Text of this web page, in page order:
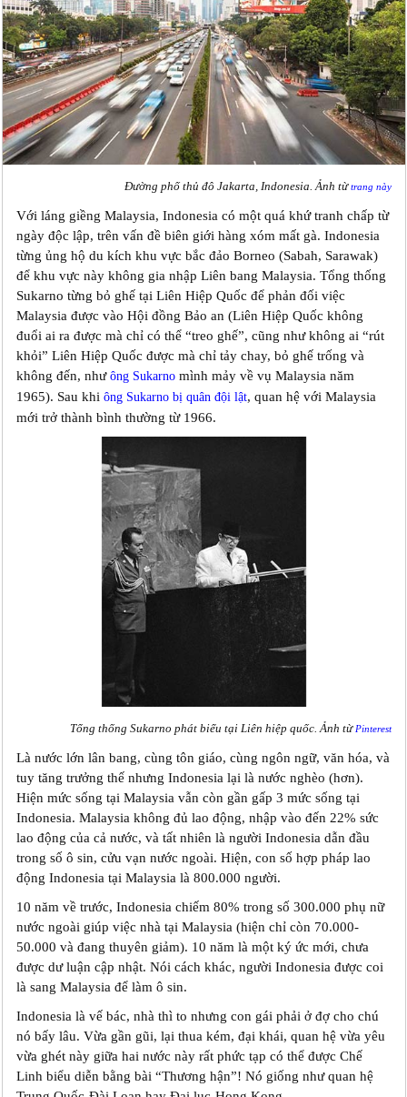
Đường phố thủ đô Jakarta, Indonesia. Ảnh từtrang này
Với láng giềng Malaysia, Indonesia có một quá khứ tranh chấp từ
ngày độc lập, trên vấn đề biên giới hàng xóm mất gà. Indonesia
từng ủng hộ du kích khu vực bắc đảo Borneo (Sabah, Sarawak)
để khu vực này không gia nhập Liên bang Malaysia. Tổng thống
Sukarno từng bỏ ghế tại Liên Hiệp Quốc để phản đối việc
Malaysia được vào Hội đồng Bảo an (Liên Hiệp Quốc không
đuổi ai ra được mà chỉ có thể “treo ghế”, cũng như không ai “rút
khỏi” Liên Hiệp Quốc được mà chỉ tảy chay, bỏ ghế trống và
không đến, như ông Sukarnomình mảy về vụ Malaysia năm
1965). Sau khi ông Sukarno bị quân đội lật, quan hệ với Malaysia
mới trở thành bình thường từ 1966.
Tổng thống Sukarno phát biểu tại Liên hiệp quốc. Ảnh từ Pinterest
Là nước lớn lân bang, cùng tôn giáo, cùng ngôn ngữ, văn hóa, và
tuy tăng trưởng thế nhưng Indonesia lại là nước nghèo (hơn).
Hiện mức sống tại Malaysia vẫn còn gần gấp 3 mức sống tại
Indonesia. Malaysia không đủ lao động, nhập vào đến 22% sức
lao động của cả nước, và tất nhiên là người Indonesia dẫn đầu
trong số ô sin, cửu vạn nước ngoài. Hiện, con số hợp pháp lao
động Indonesia tại Malaysia là 800.000 người.
10 năm về trước, Indonesia chiếm 80% trong số 300.000 phụ nữ
nước ngoài giúp việc nhà tại Malaysia (hiện chỉ còn 70.000-
50.000 và đang thuyên giảm). 10 năm là một ký ức mới, chưa
được dư luận cập nhật. Nói cách khác, người Indonesia được coi
là sang Malaysia để làm ô sin.
Indonesia là vế bác, nhà thì to nhưng con gái phải ở đợ cho chú
nó bấy lâu. Vừa gần gũi, lại thua kém, đại khái, quan hệ vừa yêu
vừa ghét này giữa hai nước này rất phức tạp có thể được Chế
Linh biểu diễn bằng bài “Thương hận”! Nó giống như quan hệ